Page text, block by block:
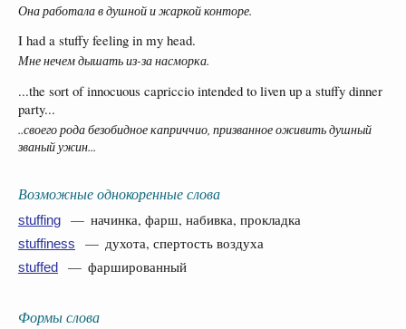
Она работала в душной и жаркой конторе.
I had a stuffy feeling in my head.
Мне нечем дышать из-за насморка.
...the sort of innocuous capriccio intended to liven up a stuffy dinner
party...
..своего рода безобидное каприччио, призванное оживить душный
званый ужин...
Возможные однокоренные слова
stuffing — начинка, фарш, набивка, прокладка
stuffiness — духота, спертость воздуха
stuffed — фаршированный
Формы слова